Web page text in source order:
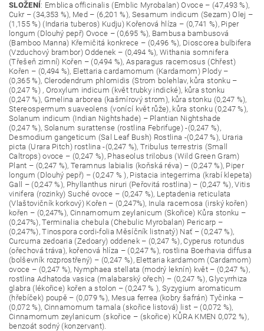
SLOŽENÍ: Emblica officinalis (Emblic Myrobalan) Ovoce – (47,493 %),
Cukr – (34,353 %), Med – (6,201 %), Sesamum indicum (Sezam) Olej –
(1,155 %) (Indaria tuberos) Kudju) Kořenová hlíza – (0,741 %), Piper
longum (Dlouhý pepř) Ovoce – (0,695 %), Bambusa bambusová
(Bamboo Manna) Křemičitá konkrece – (0,496 %), Dioscorea bulbifera
(Vzduchový brambor) Oddenek – (0,494 %), Withania somnifera
(Třešeň zimní) Kořen – (0,494 %), Asparagus racemosus (Chřest)
Kořen – (0,494 %), Elettaria cardamomum (Kardamom) Plody –
(0,365 %), Clerodendrum phlomidis (Strom bolehlav, kůra stonku –
(0,247 %) , Oroxylum indicum (květ trubky indické), kůra stonku
(0,247 %), Gmelina arborea (kašmírový strom), kůra stonku (0,247 %),
Stereospermum suaveolens (vonící květ růže), kůra stonku (0,247 %),
Solanum indicum (Indian Nightshade) – Plantian Nightshade
(0,247 %), Solanum surattense (rostlina Febrifuge) -(0,247 %),
Desmodium gangeticum (Sal Leaf Bush) Rostlina -(0,247 %), Uraria
picta (Urara Pitch) rostlina -(0,247 %), Tribulus terrestris (Small
Caltrops) ovoce – (0,247 %), Phaseolus trilobus (Wild Green Gram)
Plant – (0,247 %), Teramnus labialis (koňská réva) – (0,247 %), Piper
longum (Dlouhý pepř) – (0,247 % ), Pistacia integerrima (krabí klepeta)
Gall – (0,247 %), Phyllanthus niruri (Peřovitá rostlina) – (0,247 %), Vitis
vinifera (rozinky) Suché ovoce – (0,247 %), Leptadenia reticulata
(Vlaštovičník korkový) Kořen – (0,247%), Inula racemosa (irský kořen)
kořen – (0,247%), Cinnamomum zeylanicum (Skořice) Kůra stonku –
(0,247%), Terminalia chebula (Chebulic Myrobalan) Pericarp –
(0,247%), Tinospora cordi-folia Měsíčník listnatý) Nať – (0,247 %),
Curcuma zedoaria (Zedoary) oddenek – (0,247 %), Cyperus rotundus
(ořechová tráva), kořenová hlíza – (0,247 %), rostlina Boerhavia diffusa
(bolševník rozprostřený) – (0,247 %), Elettaria kardamom (Cardamom)
ovoce – (0,247 %), Nymphaea stellata (modrý leknín) květ – (0,247 %),
rostlina Adhatoda vasica (malabarský ořech) – (0,247 %), Glycyrrhiza
glabra (lékořice) kořen a stolon – (0,247 % ), Syzygium aromaticum
(hřebíček) poupě – (0,079 %), Mesua ferrea (kobry šafrán) Tyčinka –
(0,072 %), Cinnamomum tamala (skořice listová) list – (0,072 %),
Cinnamomum zeylanicum (skořice – (skořice) KŮRA KMEN 0,072 %),
benzoát sodný (konzervant).